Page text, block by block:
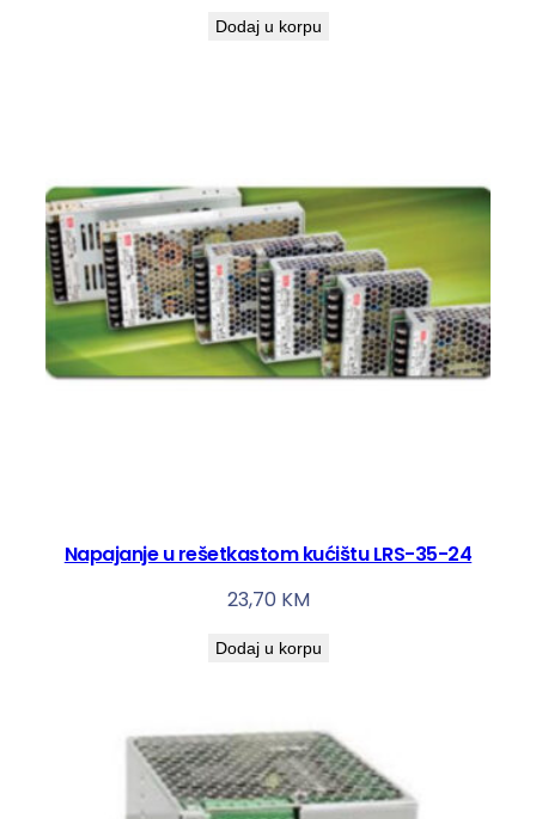
Dodaj u korpu
Napajanje u rešetkastom kućištu LRS-35-24
23,70 KM
Dodaj u korpu